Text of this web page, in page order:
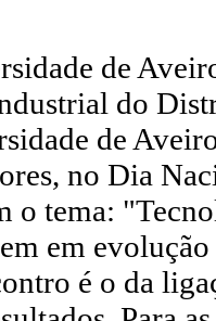
de
do
de
no Dia
o tema:
em
é o da